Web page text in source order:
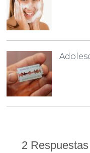
2 Respuestas